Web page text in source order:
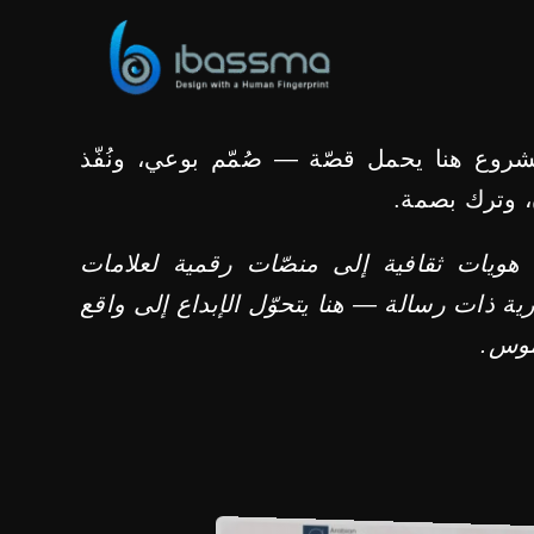
هنا يحمل قصّة — صُمّم بوعي، ونُفّذ
وترك بصمة.
ثقافية إلى منصّات رقمية لعلامات
ذات رسالة — هنا يتحوّل الإبداع إلى واقع